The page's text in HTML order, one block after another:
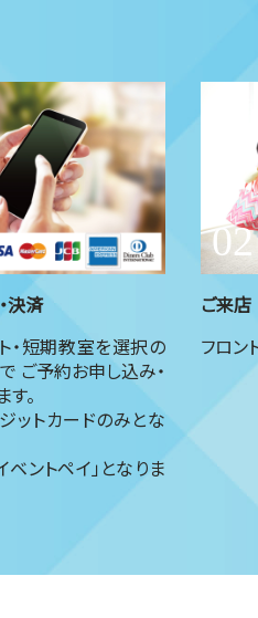
決済
・短期教室を選択の
ご予約お申し込み・
。
ットカードのみとな
ントペイ」となりま
ご来店
フロン